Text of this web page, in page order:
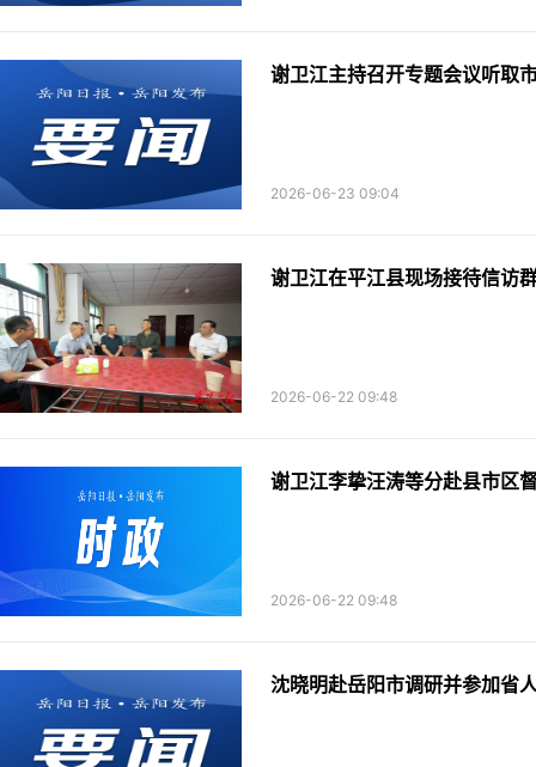
2026-06-23 09:04
谢卫江在平江县现场接待信访
2026-06-22 09:48
谢卫江李挚汪涛等分赴县市区
2026-06-22 09:48
沈晓明赴岳阳市调研并参加省